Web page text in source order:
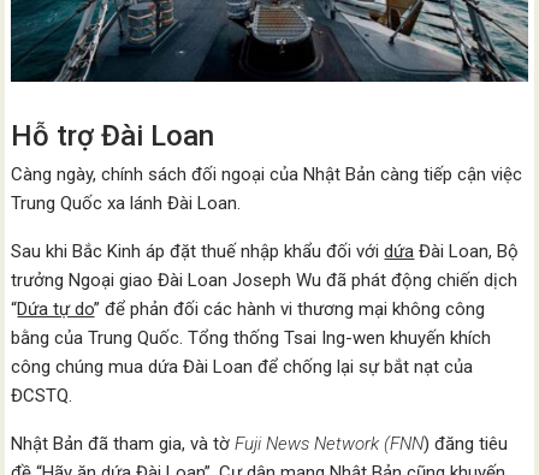
Hỗ trợ Đài Loan
Càng ngày, chính sách đối ngoại của Nhật Bản càng tiếp cận việc
Trung Quốc xa lánh Đài Loan.
Sau khi Bắc Kinh áp đặt thuế nhập khẩu đối vớidứa Đài Loan, Bộ
trưởng Ngoại giao Đài Loan Joseph Wu đã phát động chiến dịch
“Dứa tự do” để phản đối các hành vi thương mại không công
bằng của Trung Quốc. Tổng thống Tsai Ing-wen khuyến khích
công chúng mua dứa Đài Loan để chống lại sự bắt nạt của
ĐCSTQ.
Nhật Bản đã tham gia, và tờFuji News Network (FNN) đăng tiêu